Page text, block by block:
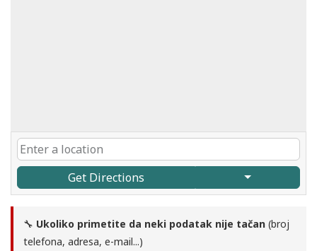
Get Directions
🔧 Ukoliko primetite da neki podatak nije tačan (broj
telefona, adresa, e-mail...)